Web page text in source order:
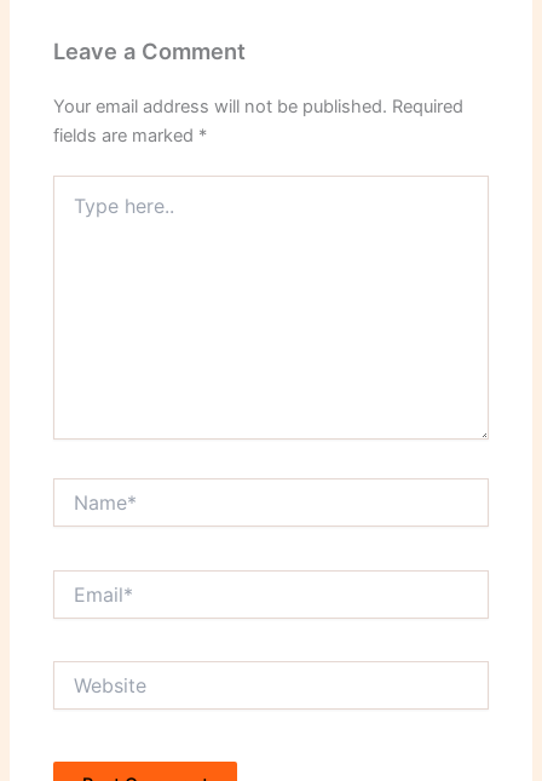
Leave a Comment
Your email address will not be published. Required
fields are marked *
here..